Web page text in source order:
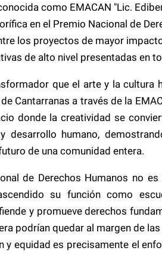
como EMACAN "Lic.
en el Premio Nacional de
los proyectos de mayor
de alto nivel presentadas en
que el arte y la cultura
Cantarranas a través de la
donde la creatividad se
desarrollo humano,
de una comunidad entera.
de Derechos Humanos no es
su función como
y promueve derechos
podrían quedar al margen de
equidad es precisamente el